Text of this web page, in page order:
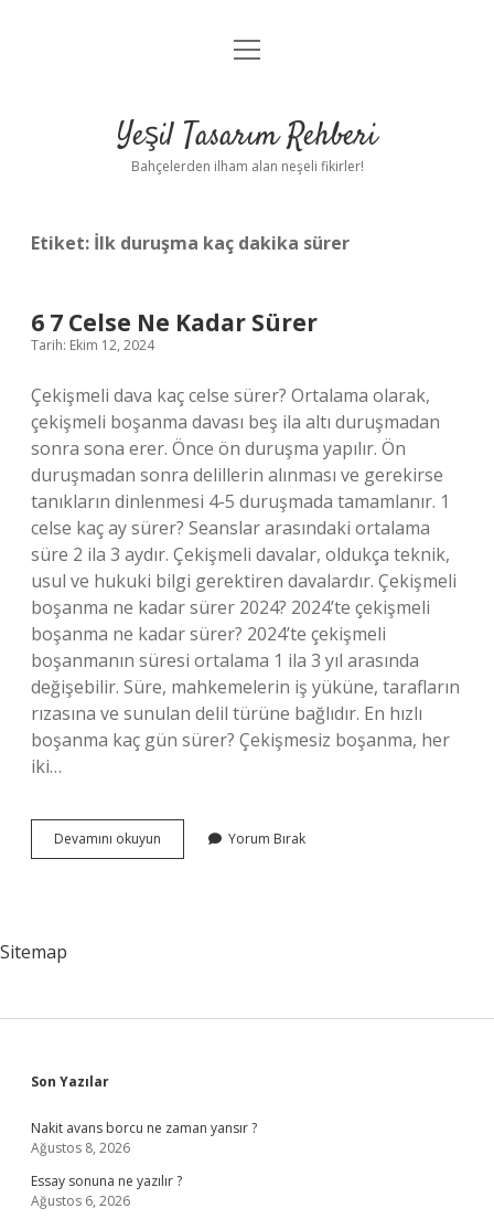
Anasayfa
Yasal Uyarı
menüyü
Yeşil Tasarım Rehberi
Bahçelerden ilham alan neşeli fikirler!
Etiket: İlk duruşma kaç dakika sürer
6 7 Celse Ne Kadar Sürer
Tarih: Ekim 12, 2024
Çekişmeli dava kaç celse sürer? Ortalama olarak,
çekişmeli boşanma davası beş ila altı duruşmadan
sonra sona erer. Önce ön duruşma yapılır. Ön
duruşmadan sonra delillerin alınması ve gerekirse
tanıkların dinlenmesi 4-5 duruşmada tamamlanır. 1
celse kaç ay sürer? Seanslar arasındaki ortalama
süre 2 ila 3 aydır. Çekişmeli davalar, oldukça teknik,
usul ve hukuki bilgi gerektiren davalardır. Çekişmeli
boşanma ne kadar sürer 2024? 2024’te çekişmeli
boşanma ne kadar sürer? 2024’te çekişmeli
boşanmanın süresi ortalama 1 ila 3 yıl arasında
değişebilir. Süre, mahkemelerin iş yüküne, tarafların
rızasına ve sunulan delil türüne bağlıdır. En hızlı
boşanma kaç gün sürer? Çekişmesiz boşanma, her
iki…
Devamını okuyun
7
Yorum Bırak
Sitemap
Sidebar
Son Yazılar
Nakit avans borcu ne zaman yansır ?
Ağustos 8, 2026
Essay sonuna ne yazılır ?
Ağustos 6, 2026